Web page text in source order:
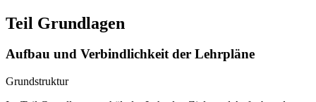
Teil Grundlagen
Aufbau und Verbindlichkeit der Lehrpläne
Grundstruktur